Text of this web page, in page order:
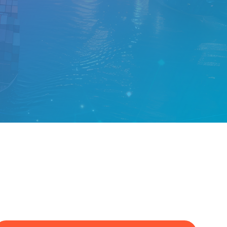
FAQ Zertifizierung